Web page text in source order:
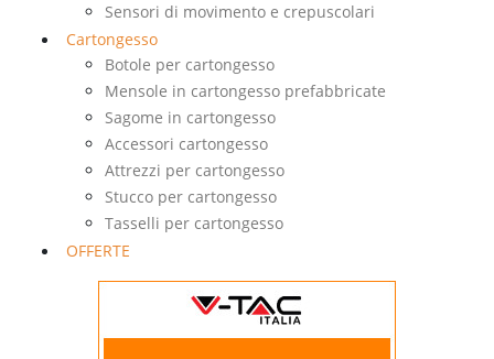
Sensori di movimento e crepuscolari
Cartongesso
Botole per cartongesso
Mensole in cartongesso prefabbricate
Sagome in cartongesso
Accessori cartongesso
Attrezzi per cartongesso
Stucco per cartongesso
Tasselli per cartongesso
OFFERTE